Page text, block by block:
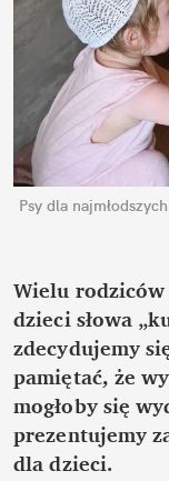
Psy dla
Wielu rodziców
dzieci słowa
zdecydujemy
pamiętać, że
mogłoby się
prezentujemy
dla dzieci.